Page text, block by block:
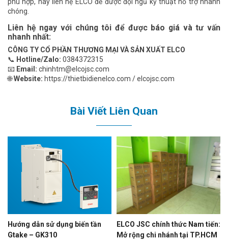
chóng.
Liên hệ ngay với chúng tôi để được báo giá và tư vấn
nhanh nhất:
CÔNG TY CỔ PHẦN THƯƠNG MẠI VÀ SẢN XUẤT ELCO
📞 Hotline/Zalo: 0384372315
📧 Email: chinhtm@elcojsc.com
🌐Website: https://thietbidienelco.com / elcojsc.com
Bài Viết Liên Quan
Hướng dẫn sử dụng biến tần
Gtake – GK310
ELCO JSC chính thức Nam tiến:
Mở rộng chi nhánh tại TP.HCM